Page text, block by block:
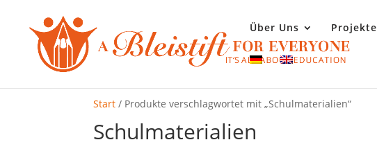
Über Uns Projekte
Start / Produkte verschlagwortet mit „Schulmaterialien“
Schulmaterialien